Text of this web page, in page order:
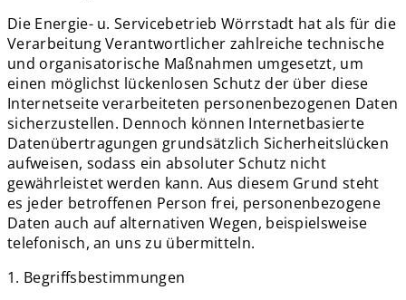
Die Energie- u. Servicebetrieb Wörrstadt hat als für die
Verarbeitung Verantwortlicher zahlreiche technische
und organisatorische Maßnahmen umgesetzt, um
einen möglichst lückenlosen Schutz der über diese
Internetseite verarbeiteten personenbezogenen Daten
sicherzustellen. Dennoch können Internetbasierte
Datenübertragungen grundsätzlich Sicherheitslücken
aufweisen, sodass ein absoluter Schutz nicht
gewährleistet werden kann. Aus diesem Grund steht
es jeder betroffenen Person frei, personenbezogene
Daten auch auf alternativen Wegen, beispielsweise
telefonisch, an uns zu übermitteln.
1. Begriffsbestimmungen